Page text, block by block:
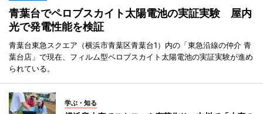
青葉台でペロブスカイト太陽電池の実証実験 屋内
光で発電性能を検証
青葉台東急スクエア（横浜市青葉区青葉台1）内の「東急沿線の仲介 青
葉台店」で現在、フィルム型ペロブスカイト太陽電池の実証実験が進め
られている。
学ぶ・知る